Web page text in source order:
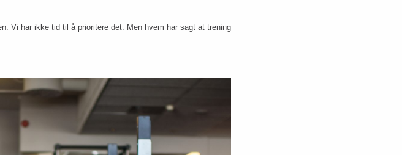
Vi har ikke tid til å prioritere det. Men hvem har sagt at trening